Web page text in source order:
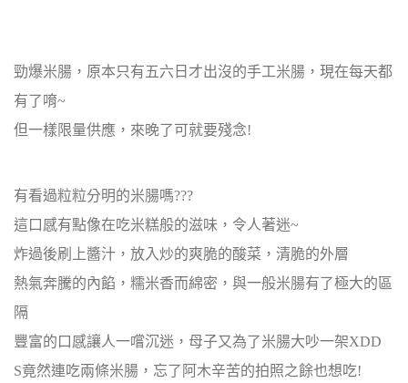
勁爆米腸，原本只有五六日才出沒的手工米腸，現在每天都
有了唷~
但一樣限量供應，來晚了可就要殘念!
有看過粒粒分明的米腸嗎???
這口感有點像在吃米糕般的滋味，令人著迷~
炸過後刷上醬汁，放入炒的爽脆的酸菜，清脆的外層
熱氣奔騰的內餡，糯米香而綿密，與一般米腸有了極大的區
隔
豐富的口感讓人一嚐沉迷，母子又為了米腸大吵一架XDD
S竟然連吃兩條米腸，忘了阿木辛苦的拍照之餘也想吃!